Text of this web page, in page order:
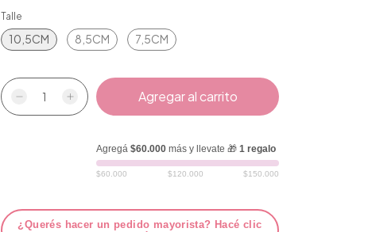
Talle
10,5CM 8,5CM 7,5CM
Agregá $60.000 más y llevate 🎁 1 regalo
$60.000 $120.000 $150.000
¿Querés hacer un pedido mayorista? Hacé clic